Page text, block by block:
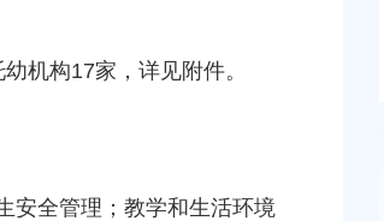
机构17家，详见附件。
全管理；教学和生活环境